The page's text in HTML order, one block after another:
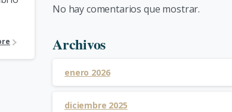
No hay comentarios que mostrar.
Archivos
enero 2026
diciembre 2025